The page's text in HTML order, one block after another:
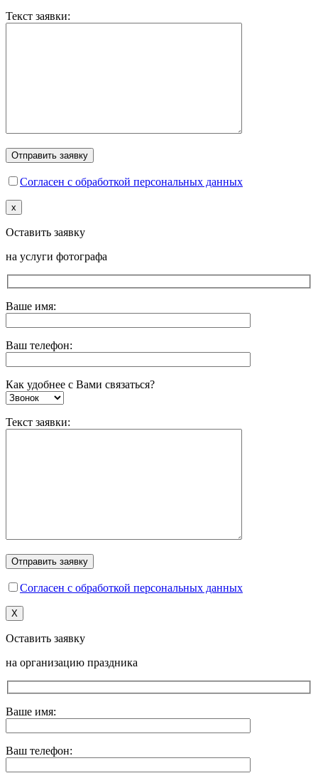
Текст заявки:
Согласен с обработкой персональных данных
x
Оставить заявку
на услуги фотографа
Ваше имя:
Ваш телефон:
Как удобнее с Вами связаться?
Текст заявки:
Согласен с обработкой персональных данных
X
Оставить заявку
на организацию праздника
Ваше имя:
Ваш телефон: